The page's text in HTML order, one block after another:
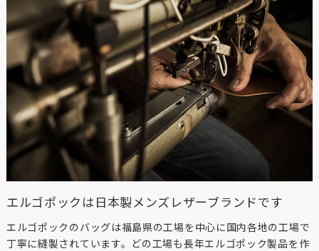
エルゴポックは日本製メンズレザーブランドです
エルゴポックのバッグは福島県の工場を中心に国内各地の工場で
丁寧に縫製されています。どの工場も長年エルゴポック製品を作